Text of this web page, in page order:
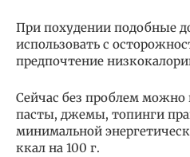
При похудении подобные
использовать с
предпочтение
Сейчас без проблем
пасты, джемы, топинги
минимальной
ккал на 100 г.